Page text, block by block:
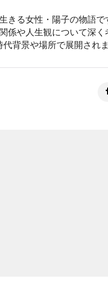
きる女性・陽子の物語
係や人生観について深く
背景や場所で展開され